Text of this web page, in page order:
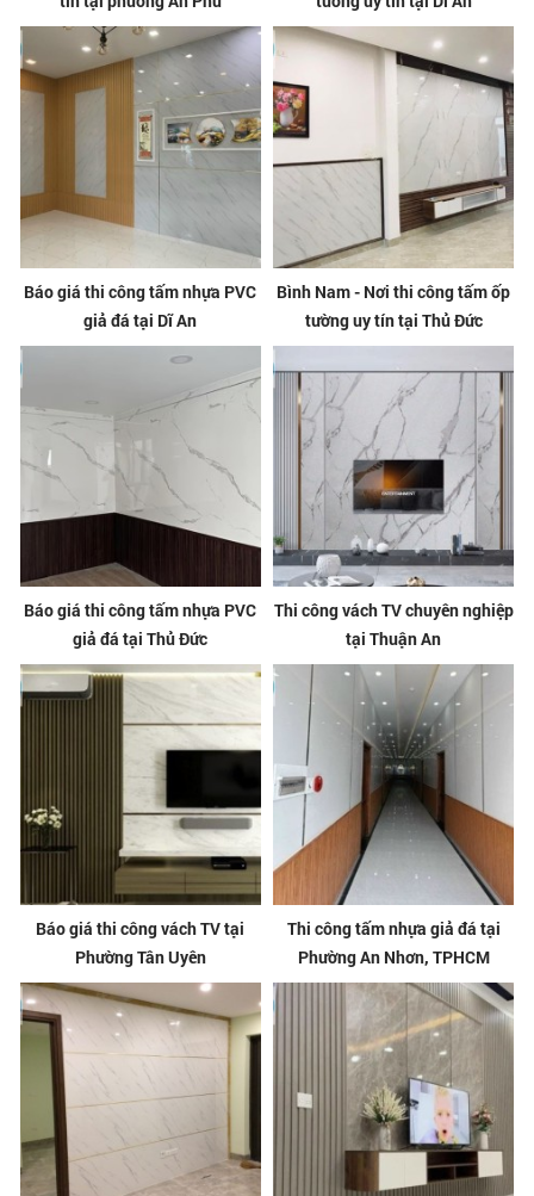
Báo giá thi công tấm nhựa PVC
giả đá tại Dĩ An
Bình Nam - Nơi thi công tấm ốp
tường uy tín tại Thủ Đức
Báo giá thi công tấm nhựa PVC
giả đá tại Thủ Đức
Thi công vách TV chuyên nghiệp
tại Thuận An
Báo giá thi công vách TV tại
Phường Tân Uyên
Thi công tấm nhựa giả đá tại
Phường An Nhơn, TPHCM